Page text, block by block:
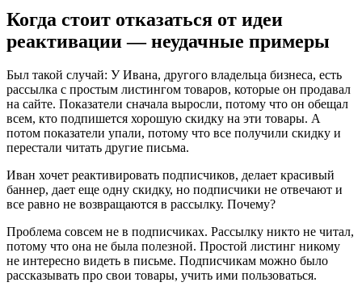
Когда стоит отказаться от идеи
реактивации — неудачные примеры
Был такой случай: У Ивана, другого владельца бизнеса, есть
рассылка с простым листингом товаров, которые он продавал
на сайте. Показатели сначала выросли, потому что он обещал
всем, кто подпишется хорошую скидку на эти товары. А
потом показатели упали, потому что все получили скидку и
перестали читать другие письма.
Иван хочет реактивировать подписчиков, делает красивый
баннер, дает еще одну скидку, но подписчики не отвечают и
все равно не возвращаются в рассылку. Почему?
Проблема совсем не в подписчиках. Рассылку никто не читал,
потому что она не была полезной. Простой листинг никому
не интересно видеть в письме. Подписчикам можно было
рассказывать про свои товары, учить ими пользоваться.